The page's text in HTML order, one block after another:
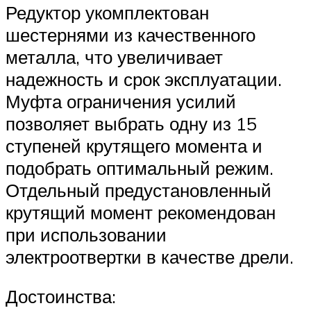
Редуктор укомплектован
шестернями из качественного
металла, что увеличивает
надежность и срок эксплуатации.
Муфта ограничения усилий
позволяет выбрать одну из 15
ступеней крутящего момента и
подобрать оптимальный режим.
Отдельный предустановленный
крутящий момент рекомендован
при использовании
электроотвертки в качестве дрели.
Достоинства: